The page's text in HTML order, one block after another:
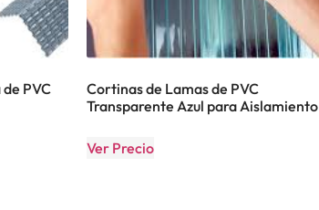
PVC
Cortinas de Lamas de PVC
Transparente Azul para Aislamiento
Ver Precio